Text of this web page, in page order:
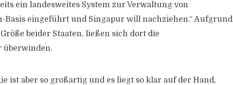
ein landesweites System zur Verwaltung von
Basis eingeführt und Singapur will nachziehen.“ Aufgrund
beider Staaten, ließen sich dort die
überwinden.
ist aber so großartig und es liegt so klar auf der Hand,